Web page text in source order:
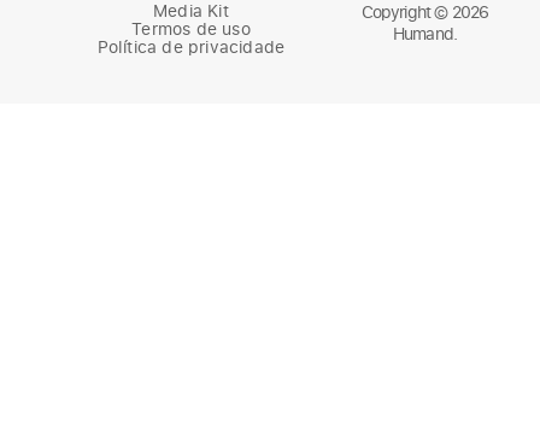
Media Kit
Termos de uso
Copyright © 2026